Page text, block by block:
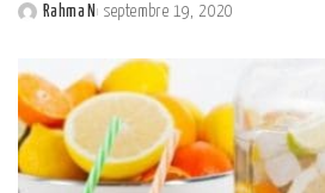
Posted
Rahma N septembre 19, 2020